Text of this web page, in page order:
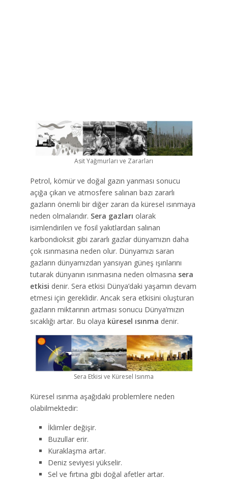
Asit Yağmurları ve Zararları
Petrol, kömür ve doğal gazın yanması sonucu
açığa çıkan ve atmosfere salınan bazı zararlı
gazların önemli bir diğer zararı da küresel ısınmaya
neden olmalarıdır. Sera gazları olarak
isimlendirilen ve fosil yakıtlardan salınan
karbondioksit gibi zararlı gazlar dünyamızın daha
çok ısınmasına neden olur. Dünyamızı saran
gazların dünyamızdan yansıyan güneş ışınlarını
tutarak dünyanın ısınmasına neden olmasına sera
etkisi denir. Sera etkisi Dünya’daki yaşamın devam
etmesi için gereklidir. Ancak sera etkisini oluşturan
gazların miktarının artması sonucu Dünya’mızın
sıcaklığı artar. Bu olaya küresel ısınma denir.
Sera Etkisi ve Küresel Isınma
Küresel ısınma aşağıdaki problemlere neden
olabilmektedir:
İklimler değişir.
Buzullar erir.
Kuraklaşma artar.
Deniz seviyesi yükselir.
Sel ve fırtına gibi doğal afetler artar.